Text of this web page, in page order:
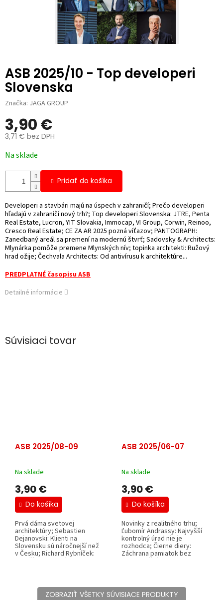
ASB 2025/10 - Top developeri
Slovenska
Značka: JAGA GROUP
3,90 €
3,71 € bez DPH
cena:
Na sklade
Pridať do košíka
Developeri a stavbári majú na úspech v zahraničí; Prečo developeri
hľadajú v zahraničí nový trh?; Top developeri Slovenska: JTRE, Penta
Real Estate, Lucron, YIT Slovakia, Immocap, VI Group, Corwin, Reinoo,
Cresco Real Estate; CE ZA AR 2025 pozná víťazov; PANTOGRAPH:
Zanedbaný areál sa premení na modernú štvrť; Sadovsky & Architects:
Mlynárka pomôže premene Mlynských nív; topinka architekti: Ružový
hrad ožije; Čechvala Architects: Od antivírusu k architektúre...
PREDPLATNÉ časopisu ASB
Detailné informácie
Súvisiaci tovar
ASB 2025/08-09
Na sklade
3,90 €
Do košíka
Prvá dáma svetovej
architektúry; Sebastien
Dejanovski: Klienti na
Slovensku sú náročnejší než
v Česku; Richard Rybníček:
Trenčín chce mať...
ASB 2025/06-07
Na sklade
3,90 €
Do košíka
Novinky z realitného trhu;
Ľubomír Andrassy: Najvyšší
kontrolný úrad nie je
rozhodca; Čierne diery:
Záchrana pamiatok bez
podpory štátu i...
ZOBRAZIŤ VŠETKY SÚVISIACE PRODUKTY